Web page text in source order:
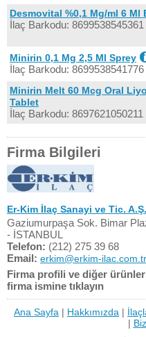
Desmovital %0,1 Mg/ml 6 Ml
İlaç Barkodu: 8699538545361
Minirin 0,1 Mg 2,5 Ml Sprey
İlaç Barkodu: 8699538541776
Minirin Melt 60 Mcg Oral
Tablet
İlaç Barkodu: 8697621050211
Firma Bilgileri
Er-Kim İlaç Sanayi ve Tic. A.Ş.
Gaziumurpaşa Sok. Bimar
- İSTANBUL
Telefon: (212) 275 39 68
Email: erkim@erkim-ilac.com.tr
Firma profili ve diğer
firma ismine tıklayın
Ana Sayfa | Hakkımızda |
|